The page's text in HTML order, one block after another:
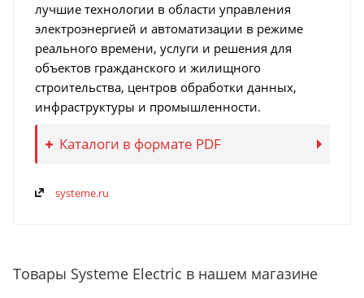
лучшие технологии в области управления
электроэнергией и автоматизации в режиме
реального времени, услуги и решения для
объектов гражданского и жилищного
строительства, центров обработки данных,
инфраструктуры и промышленности.
Каталоги в формате PDF
systeme.ru
Товары Systeme Electric в нашем магазине